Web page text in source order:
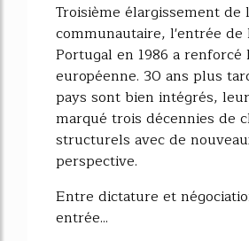
Troisième élargissement de
communautaire, l'entrée de
Portugal en 1986 a renforcé
européenne. 30 ans plus
pays sont bien intégrés,
marqué trois décennies de
structurels avec de
perspective.
Entre dictature et
entrée...